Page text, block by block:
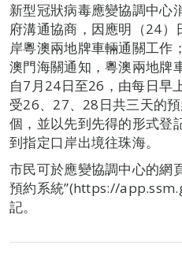
新型冠狀病毒應變協調中心
府溝通協商，因應明（24）
岸粵澳兩地牌車輛通關工作
澳門海關通知，粵澳兩地牌
自7月24日至26，由每日早
受26、27、28日共三天的
個，並以先到先得的形式登
到指定口岸出境往珠海。
市民可於應變協調中心的網
預約系統”(https://
記。